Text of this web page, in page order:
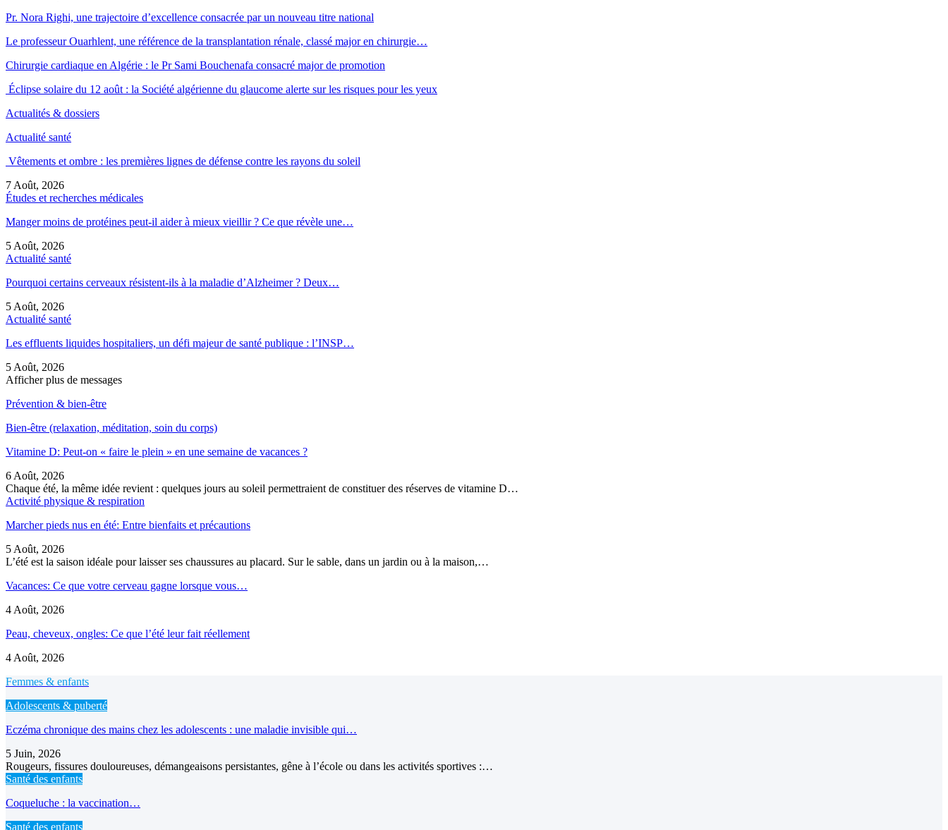
Pr. Nora Righi, une trajectoire d’excellence consacrée par un nouveau titre national
Le professeur Ouarhlent, une référence de la transplantation rénale, classé major en chirurgie…
Chirurgie cardiaque en Algérie : le Pr Sami Bouchenafa consacré major de promotion
Éclipse solaire du 12 août : la Société algérienne du glaucome alerte sur les risques pour les yeux
Actualités & dossiers
Actualité santé
Vêtements et ombre : les premières lignes de défense contre les rayons du soleil
7 Août, 2026
Études et recherches médicales
Manger moins de protéines peut-il aider à mieux vieillir ? Ce que révèle une…
5 Août, 2026
Actualité santé
Pourquoi certains cerveaux résistent-ils à la maladie d’Alzheimer ? Deux…
5 Août, 2026
Actualité santé
Les effluents liquides hospitaliers, un défi majeur de santé publique : l’INSP…
5 Août, 2026
Afficher plus de messages
Prévention & bien-être
Bien-être (relaxation, méditation, soin du corps)
Vitamine D: Peut-on « faire le plein » en une semaine de vacances ?
6 Août, 2026
Chaque été, la même idée revient : quelques jours au soleil permettraient de constituer des réserves de vitamine D…
Activité physique & respiration
Marcher pieds nus en été: Entre bienfaits et précautions
5 Août, 2026
L’été est la saison idéale pour laisser ses chaussures au placard. Sur le sable, dans un jardin ou à la maison,…
Vacances: Ce que votre cerveau gagne lorsque vous…
4 Août, 2026
Peau, cheveux, ongles: Ce que l’été leur fait réellement
4 Août, 2026
Femmes & enfants
Adolescents & puberté
Eczéma chronique des mains chez les adolescents : une maladie invisible qui…
5 Juin, 2026
Rougeurs, fissures douloureuses, démangeaisons persistantes, gêne à l’école ou dans les activités sportives :…
Santé des enfants
Coqueluche : la vaccination…
Santé des enfants